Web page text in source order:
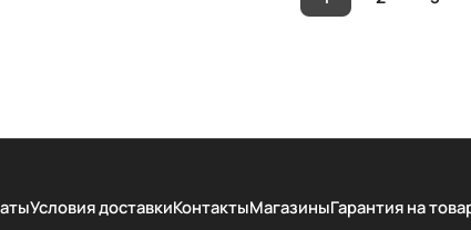
Условия доставкиКонтактыМагазиныГарантия на